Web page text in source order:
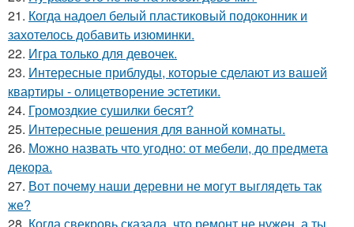
21. Когда надоел белый пластиковый подоконник и
захотелось добавить изюминки.
22. Игра только для девочек.
23. Интересные приблуды, которые сделают из вашей
квартиры - олицетворение эстетики.
24. Громоздкие сушилки бесят?
25. Интересные решения для ванной комнаты.
26. Можно назвать что угодно: от мебели, до предмета
декора.
27. Вот почему наши деревни не могут выглядеть так
же?